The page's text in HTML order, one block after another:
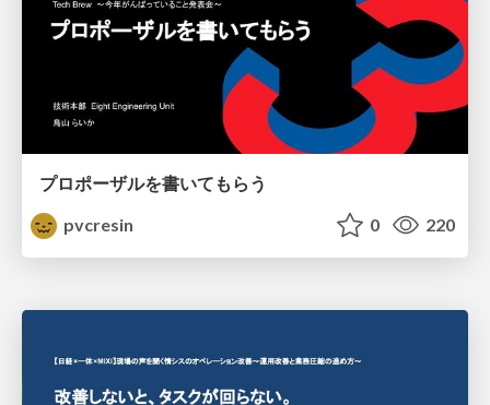
プロポーザルを書いてもらう
pvcresin
0 220